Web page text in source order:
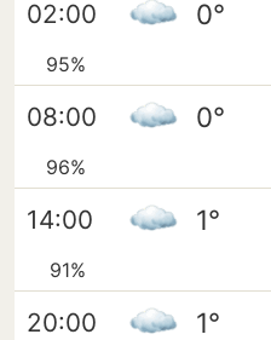
02:00 0°
95%
08:00 0°
96%
14:00 1°
91%
20:00 1°